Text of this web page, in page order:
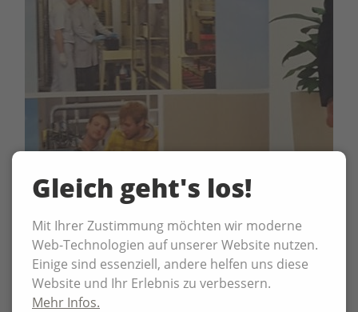
Gleich geht's los!
Mit Ihrer Zustimmung möchten wir moderne
Web-Technologien auf unserer Website nutzen.
Einige sind essenziell, andere helfen uns diese
Website und Ihr Erlebnis zu verbessern.
Mehr Infos.